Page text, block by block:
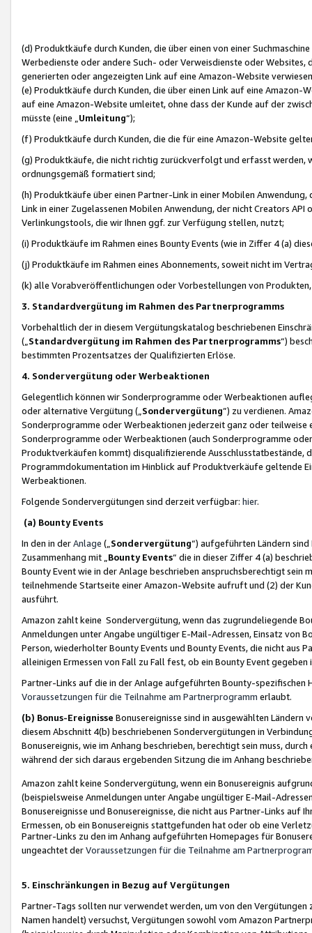
(d) Produktkäufe durch Kunden, die über einen von einer
Werbedienste oder andere Such- oder Verweisdienste oder Websites,
generierten oder angezeigten Link auf eine Amazon-Website
(e) Produktkäufe durch Kunden, die über einen Link auf eine
auf eine Amazon-Website umleitet, ohne dass der Kunde auf der
müsste (eine „ Umleitung“);
(f) Produktkäufe durch Kunden, die die für eine Amazon-Website
(g) Produktkäufe, die nicht richtig zurückverfolgt und erfasst werden,
ordnungsgemäß formatiert sind;
(h) Produktkäufe über einen Partner-Link in einer Mobilen
Link in einer Zugelassenen Mobilen Anwendung, der nicht Creators
Verlinkungstools, die wir Ihnen ggf. zur Verfügung stellen, nutzt;
(i) Produktkäufe im Rahmen eines Bounty Events (wie in Ziffer 4 (a)
(j) Produktkäufe im Rahmen eines Abonnements, soweit nicht im
(k) alle Vorabveröffentlichungen oder Vorbestellungen von
3. Standardvergütung im Rahmen des Partnerprogramms
Vorbehaltlich der in diesem Vergütungskatalog beschriebenen
(„ Standardvergütung im Rahmen des Partnerprogramms“)
bestimmten Prozentsatzes der Qualifizierten Erlöse.
4. Sondervergütung oder Werbeaktionen
Gelegentlich können wir Sonderprogramme oder Werbeaktionen
oder alternative Vergütung („ Sondervergütung”) zu verdienen.
Sonderprogramme oder Werbeaktionen jederzeit ganz oder
Sonderprogramme oder Werbeaktionen (auch Sonderprogramme
Produktverkäufen kommt) disqualifizierende Ausschlusstatbestände,
Programmdokumentation im Hinblick auf Produktverkäufe geltende
Werbeaktionen.
Folgende Sondervergütungen sind derzeit verfügbar: hier.
(a) Bounty Events
In den in derAnlage („ Sondervergütung“) aufgeführten Ländern
Zusammenhang mit „ Bounty Events“ die in dieser Ziffer 4 (a)
Bounty Event wie in der Anlage beschrieben anspruchsberechtigt sein
teilnehmende Startseite einer Amazon-Website aufruft und (2) der
ausführt.
Amazon zahlt keine Sondervergütung, wenn das zugrundeliegende
Anmeldungen unter Angabe ungültiger E-Mail-Adressen, Einsatz von
Person, wiederholter Bounty Events und Bounty Events, die nicht
alleinigen Ermessen von Fall zu Fall fest, ob ein Bounty Event
Partner-Links auf die in der Anlage aufgeführten Bounty-spezifischen
Voraussetzungen für die Teilnahme am Partnerprogramm erlaubt.
(b) Bonus-Ereignisse Bonusereignisse sind in ausgewählten Ländern
diesem Abschnitt 4(b) beschriebenen Sondervergütungen in
Bonusereignis, wie im Anhang beschrieben, berechtigt sein muss,
während der sich daraus ergebenden Sitzung die im Anhang
Amazon zahlt keine Sondervergütung, wenn ein Bonusereignis
(beispielsweise Anmeldungen unter Angabe ungültiger E-Mail-
Bonusereignisse und Bonusereignisse, die nicht aus Partner-Links auf
Ermessen, ob ein Bonusereignis stattgefunden hat oder ob eine
Partner-Links zu den im Anhang aufgeführten Homepages für
ungeachtet derVoraussetzungen für die Teilnahme am
5. Einschränkungen in Bezug auf Vergütungen
Partner-Tags sollten nur verwendet werden, um von den
Namen handelt) versuchst, Vergütungen sowohl vom Amazon